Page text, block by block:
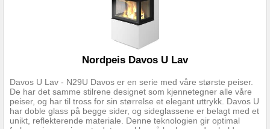
Davos U Lav - N29U Davos er en serie med våre største peiser.
De har det samme stilrene designet som kjennetegner alle våre
peiser, og har til tross for sin størrelse et elegant uttrykk. Davos U
har doble glass på begge sider, og sideglassene er belagt med et
unikt, reflekterende materiale. Denne teknologien gir optimal
Nordpeis Davos U Lav